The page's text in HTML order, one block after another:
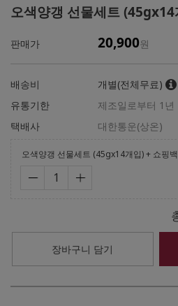
오색양갱 선물세트 (45gx14
판매가 20,900원
배송비 개별(전체무료)
유통기한
제조일로부터 1년
택배사
대한통운(상온)
오색양갱 선물세트 (45gx14개입) + 쇼핑백
장바구니 담기